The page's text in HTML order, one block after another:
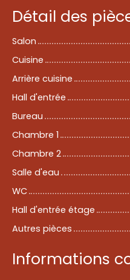
Détail des
Salon
Cuisine
Arrière cuisine
Hall d'entrée
Bureau
Chambre 1
Chambre 2
Salle d'eau
WC
Hall d'entrée étage
Autres pièces
Informations